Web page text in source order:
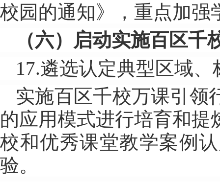
校园的通知》，重点加强
（六）启动实施百区千
17.遴选认定典型区域
实施百区千校万课引领
的应用模式进行培育和
校和优秀课堂教学案例
验。